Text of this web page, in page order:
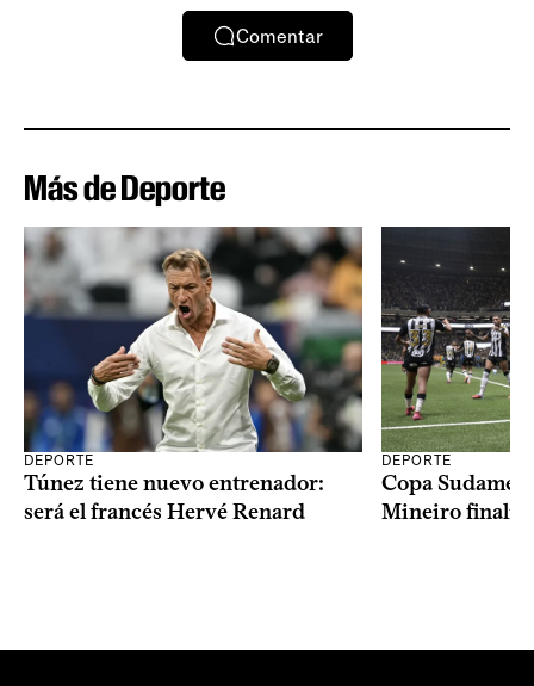
Comentar
Más de Deporte
DEPORTE
Túnez tiene nuevo entrenador:
será el francés Hervé Renard
DEPORTE
Copa
Mineiro